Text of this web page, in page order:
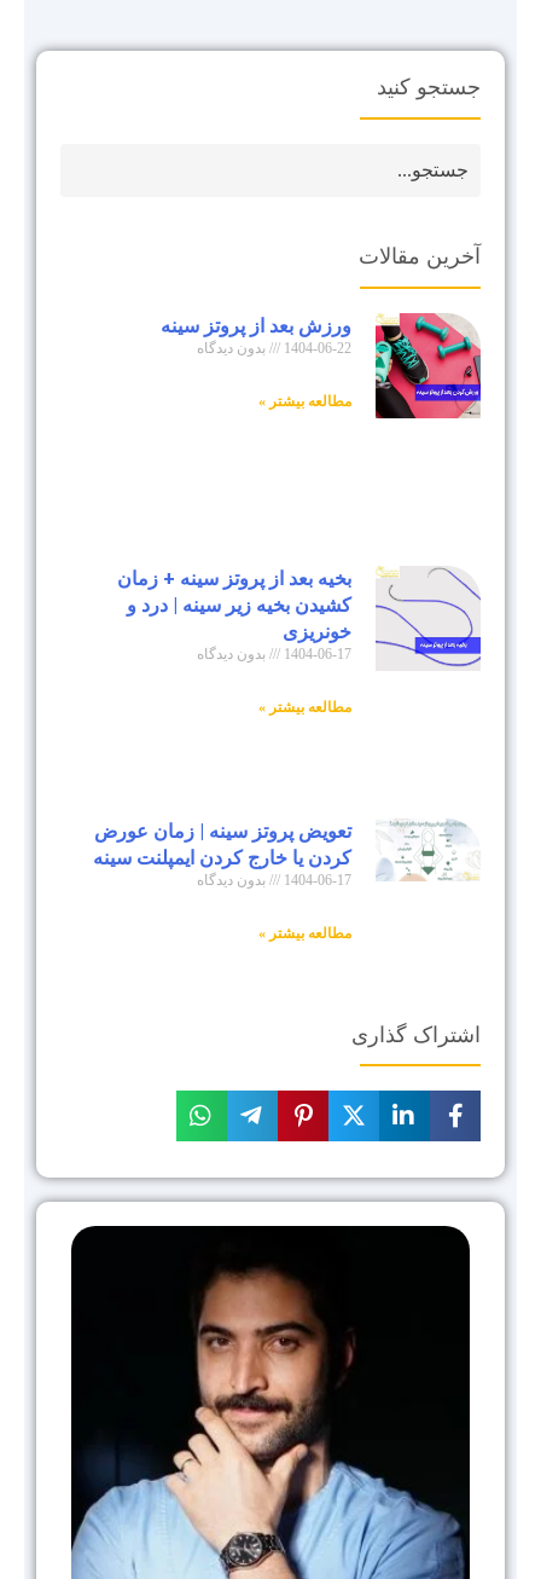
جستجو کنید
آخرین مقالات
ورزش بعد از پروتز سینه
1404-06-22 بدون دیدگاه
مطالعه بیشتر »
بخیه بعد از پروتز سینه + زمان
کشیدن بخیه زیر سینه | درد و
خونریزی
1404-06-17 بدون دیدگاه
مطالعه بیشتر »
تعویض پروتز سینه | زمان عورض
کردن یا خارج کردن ایمپلنت سینه
1404-06-17 بدون دیدگاه
مطالعه بیشتر »
اشتراک گذاری